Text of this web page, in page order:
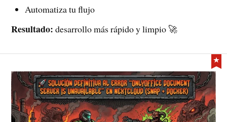
Automatiza tu flujo
Resultado: desarrollo más rápido y limpio 🚀